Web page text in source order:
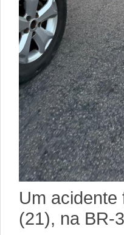
Um acidente
(21), na BR-